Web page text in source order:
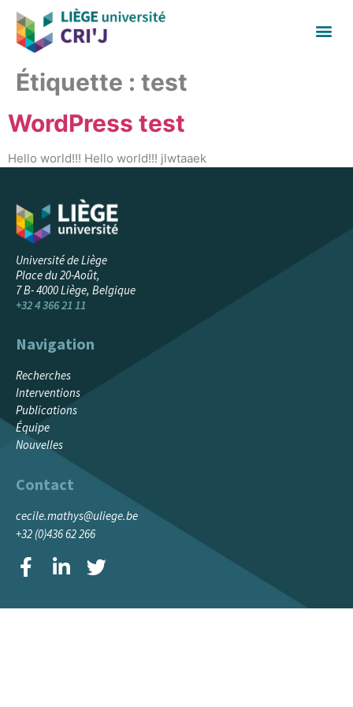
Étiquette : test
WordPress test
Hello world!!! Hello world!!! jlwtaaek
Université de Liège
Place du 20-Août,
7 B- 4000 Liège, Belgique
+32 4 366 21 11
Navigation
Recherches
Interventions
Publications
Équipe
Nouvelles
CLIQUEZ ICI
Contact
cecile.mathys@uliege.be
+32 (0)436 62 266